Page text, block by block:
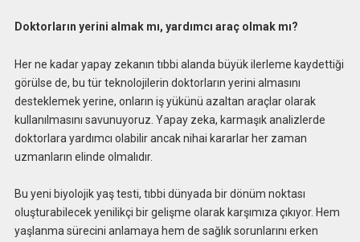
Doktorların yerini almak mı, yardımcı araç olmak mı?
Her ne kadar yapay zekanın tıbbi alanda büyük ilerleme kaydettiği
görülse de, bu tür teknolojilerin doktorların yerini almasını
desteklemek yerine, onların iş yükünü azaltan araçlar olarak
kullanılmasını savunuyoruz. Yapay zeka, karmaşık analizlerde
doktorlara yardımcı olabilir ancak nihai kararlar her zaman
uzmanların elinde olmalıdır.
Bu yeni biyolojik yaş testi, tıbbi dünyada bir dönüm noktası
oluşturabilecek yenilikçi bir gelişme olarak karşımıza çıkıyor. Hem
yaşlanma sürecini anlamaya hem de sağlık sorunlarını erken